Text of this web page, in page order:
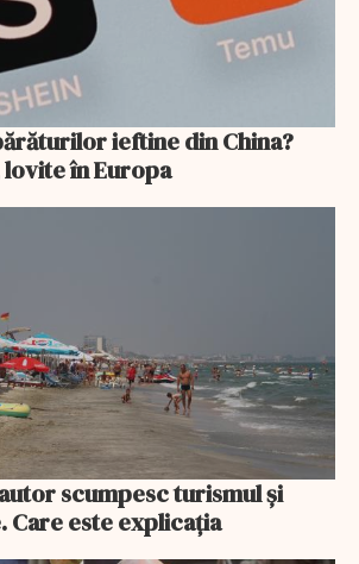
ieftine din China?
lovite în Europa
scumpesc turismul și
este explicația